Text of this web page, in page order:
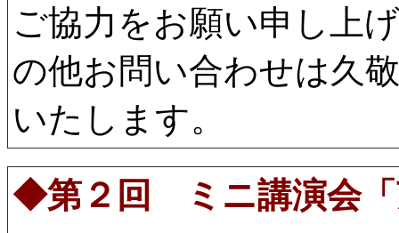
ご協力をお願い申し上
の他お問い合わせは久
いたします。
◆第２回 ミニ講演会「